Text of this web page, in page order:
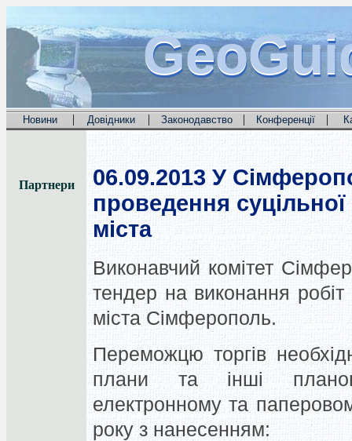
Новини | Довідники | Законодавство | Конференції |
Партнери 06.09.2013 У
проведення суцільної
міста
Виконавчий комітет
тендер на виконання робіт
міста Сімферополь.
Переможцю торгів
плани та інші
електронному та
року з нанесенням: